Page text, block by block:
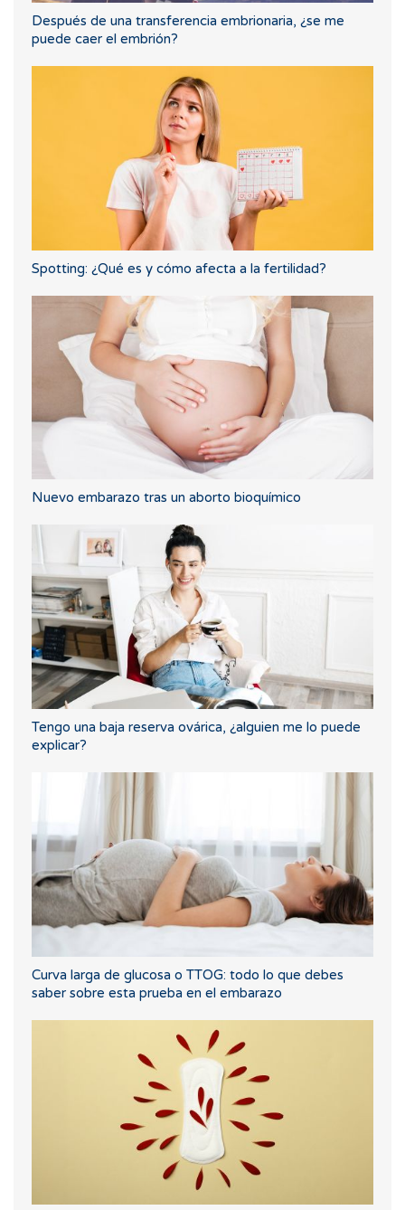
Después de una transferencia embrionaria, ¿se me
puede caer el embrión?
Spotting: ¿Qué es y cómo afecta a la fertilidad?
Nuevo embarazo tras un aborto bioquímico
Tengo una baja reserva ovárica, ¿alguien me lo puede
explicar?
Curva larga de glucosa o TTOG: todo lo que debes
saber sobre esta prueba en el embarazo